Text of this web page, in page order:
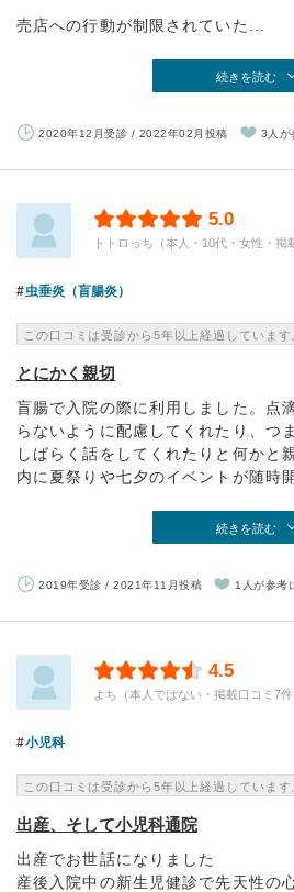
売店への行動が制限されていた...
続きを読む
2020年12月受診 / 2022年02月投稿 3人が
5.0
トトロっち（本人・10代・女性・掲
虫垂炎（盲腸炎）
この口コミは受診から5年以上経過しています
とにかく親切
盲腸で入院の際に利用しました。点
らないように配慮してくれたり、つ
しばらく話をしてくれたりと何かと
内に夏祭りや七夕のイベントが随時
続きを読む
2019年受診 / 2021年11月投稿 1人が参考
4.5
よち（本人ではない・掲載口コミ7件
小児科
この口コミは受診から5年以上経過しています
出産、そして小児科通院
出産でお世話になりました
産後入院中の新生児健診で先天性の